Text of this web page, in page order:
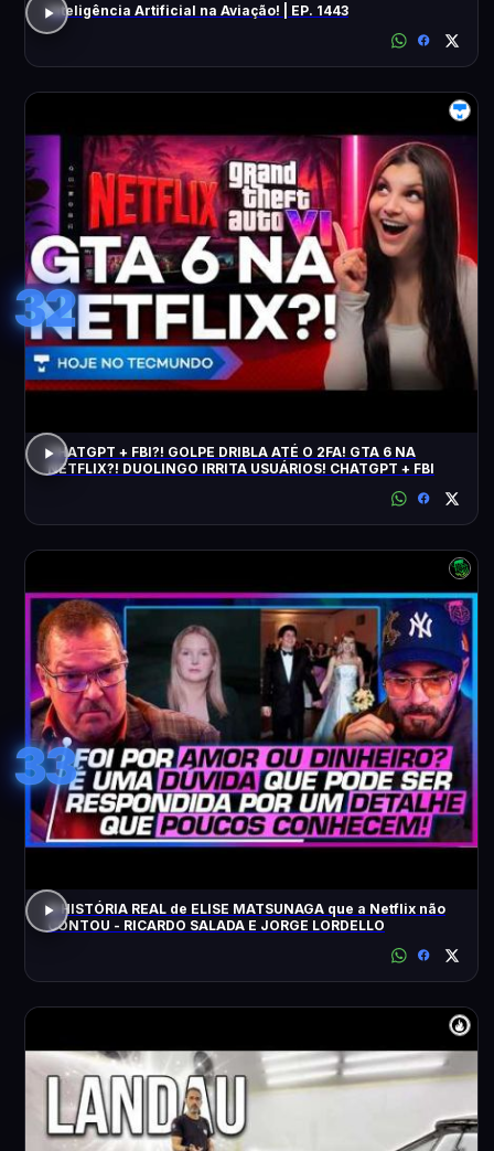
Inteligência Artificial na Aviação! | EP. 1443
32
CHATGPT + FBI?! GOLPE DRIBLA ATÉ O 2FA! GTA 6 NA
NETFLIX?! DUOLINGO IRRITA USUÁRIOS! CHATGPT + FBI
33
A HISTÓRIA REAL de ELISE MATSUNAGA que a Netflix não
CONTOU - RICARDO SALADA E JORGE LORDELLO